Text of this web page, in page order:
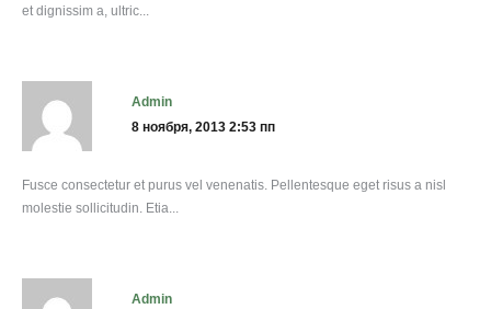
et dignissim a, ultric...
admin
8 ноября, 2013 2:53 пп
Fusce consectetur et purus vel venenatis. Pellentesque eget risus a nisl
molestie sollicitudin. Etia...
admin